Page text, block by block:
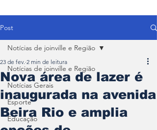
Post
Notícias de joinville e Região
Notícias Gerais
Esporte
Educação
Notícias de joinville e Região
Nova área de lazer é
inaugurada na avenida
Beira Rio e amplia
23 de fev. 2 min de leitura